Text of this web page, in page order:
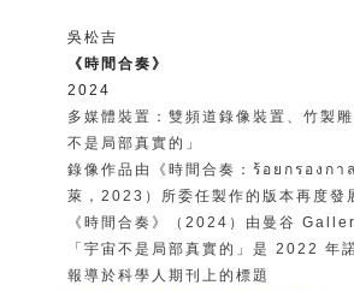
吳松吉
《時間合奏》
2024
多媒體裝置：雙頻道錄像裝置、竹製
不是局部真實的」
錄像作品由《時間合奏：ร้อยกรองกา
萊，2023）所委任製作的版本再度發
《時間合奏》（2024）由曼谷
「宇宙不是局部真實的」是 2022 年
報導於科學人期刊上的標題